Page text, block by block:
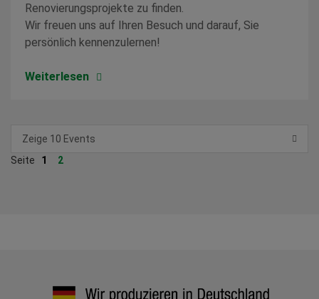
Renovierungsprojekte zu finden.
Wir freuen uns auf Ihren Besuch und darauf, Sie
persönlich kennenzulernen!
Weiterlesen
Zeige 10 Events
1
2